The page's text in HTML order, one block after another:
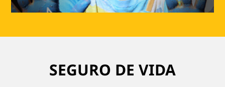
SEGURO DE VIDA